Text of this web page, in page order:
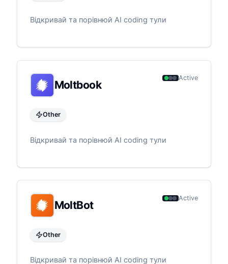
Відкривай та порівнюй AI coding тули
Moltbook
Active
Other
Відкривай та порівнюй AI coding тули
MoltBot
Active
Other
Відкривай та порівнюй AI coding тули